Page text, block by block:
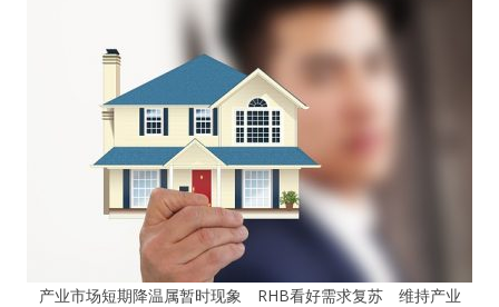
产业市场短期降温属暂时现象 RHB看好需求复苏 维持产业